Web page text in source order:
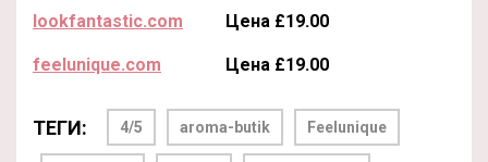
lookfantastic.com Цена £19.00
feelunique.com Цена £19.00
ТЕГИ: 4/5 aroma-butik Feelunique